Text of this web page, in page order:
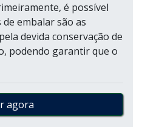
é possível
embalar são as
devida conservação de
podendo garantir que o
agora